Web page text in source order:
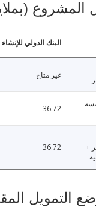
المشروع
البنك الدولي
غير متاح
36.72
+
36.72
المقدم من